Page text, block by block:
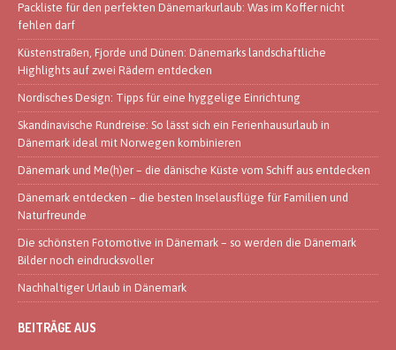
Packliste für den perfekten Dänemarkurlaub: Was im Koffer nicht
fehlen darf
Küstenstraßen, Fjorde und Dünen: Dänemarks landschaftliche
Highlights auf zwei Rädern entdecken
Nordisches Design: Tipps für eine hyggelige Einrichtung
Skandinavische Rundreise: So lässt sich ein Ferienhausurlaub in
Dänemark ideal mit Norwegen kombinieren
Dänemark und Me(h)er – die dänische Küste vom Schiff aus entdecken
Dänemark entdecken – die besten Inselausflüge für Familien und
Naturfreunde
Die schönsten Fotomotive in Dänemark – so werden die Dänemark
Bilder noch eindrucksvoller
Nachhaltiger Urlaub in Dänemark
BEITRÄGE AUS